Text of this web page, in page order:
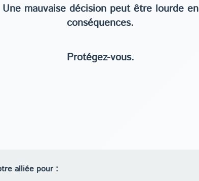
Une mauvaise décision peut être lourde en
conséquences.
Protégez-vous.
alliée pour :